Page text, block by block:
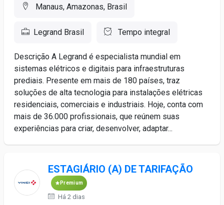
Manaus, Amazonas, Brasil
Legrand Brasil Tempo integral
Descrição A Legrand é especialista mundial em
sistemas elétricos e digitais para infraestruturas
prediais. Presente em mais de 180 países, traz
soluções de alta tecnologia para instalações elétricas
residenciais, comerciais e industriais. Hoje, conta com
mais de 36.000 profissionais, que reúnem suas
experiências para criar, desenvolver, adaptar...
ESTAGIÁRIO (A) DE TARIFAÇÃO
Premium
Há 2 dias